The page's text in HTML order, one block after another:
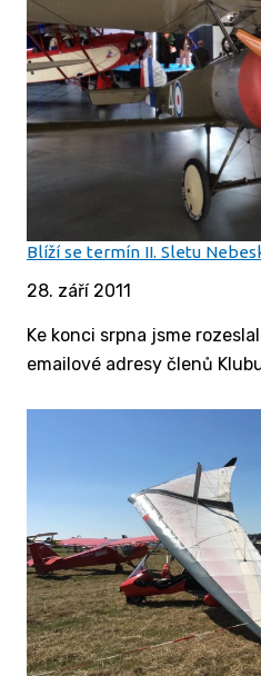
Blíží se termín II. Sletu
28. září 2011
Ke konci srpna jsme
emailové adresy členů